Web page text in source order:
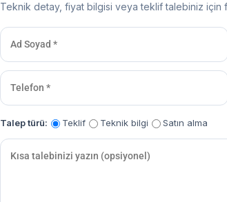
Teknik detay, fiyat bilgisi veya teklif talebiniz
Talep türü: Teklif Teknik bilgi Satın alma